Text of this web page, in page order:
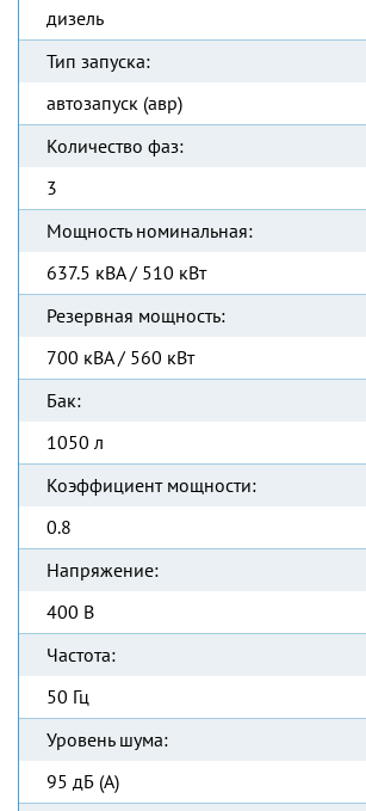
дизель
Тип запуска:
автозапуск (авр)
Количество фаз:
3
Мощность номинальная:
637.5 кВА / 510 кВт
Резервная мощность:
700 кВА / 560 кВт
Бак:
1050 л
Коэффициент мощности:
0.8
Напряжение:
400 В
Частота:
50 Гц
Уровень шума:
95 дБ (А)